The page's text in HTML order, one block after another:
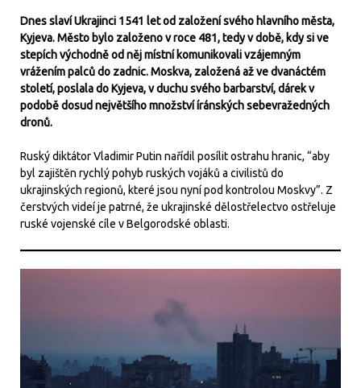
Dnes slaví Ukrajinci 1541 let od založení svého hlavního města,
Kyjeva. Město bylo založeno v roce 481, tedy v době, kdy si ve
stepích východně od něj místní komunikovali vzájemným
vrážením palců do zadnic. Moskva, založená až ve dvanáctém
století, poslala do Kyjeva, v duchu svého barbarství, dárek v
podobě dosud největšího množství íránských sebevražedných
dronů.
Ruský diktátor Vladimir Putin nařídil posílit ostrahu hranic, “aby
byl zajištěn rychlý pohyb ruských vojáků a civilistů do
ukrajinských regionů, které jsou nyní pod kontrolou Moskvy”. Z
čerstvých videí je patrné, že ukrajinské dělostřelectvo ostřeluje
ruské vojenské cíle v Belgorodské oblasti.